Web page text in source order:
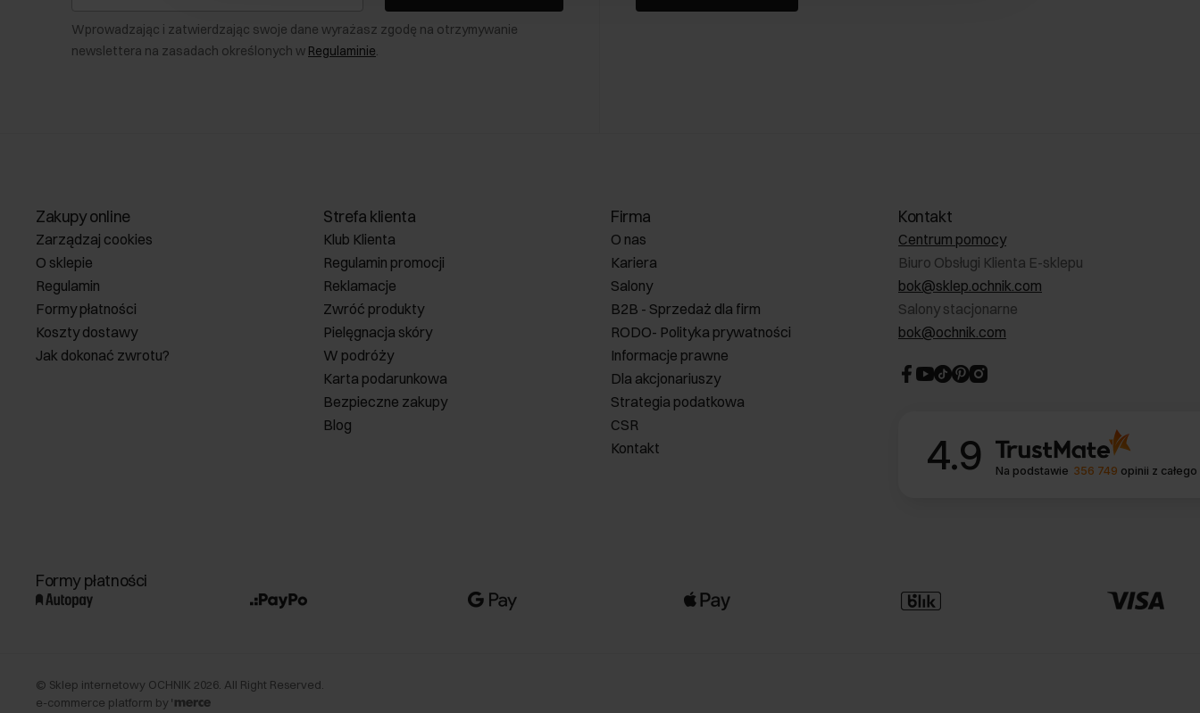
Wprowadzając i zatwierdzając swoje dane wyrażasz zgodę na otrzymywanie
newslettera na zasadach określonych w Regulaminie.
Zakupy online
Zarządzaj cookies
O sklepie
Regulamin
Formy płatności
Koszty dostawy
Jak dokonać zwrotu?
Strefa klienta
Klub Klienta
Regulamin promocji
Reklamacje
Zwróć produkty
Pielęgnacja skóry
W podróży
Karta podarunkowa
Bezpieczne zakupy
Blog
Firma
O nas
Kariera
Salony
B2B - Sprzedaż dla firm
RODO- Polityka prywatności
Informacje prawne
Dla akcjonariuszy
Strategia podatkowa
CSR
Kontakt
Kontakt
Centrum pomocy
Biuro Obsługi Klienta E-sklepu
bok@sklep.ochnik.com
Salony stacjonarne
bok@ochnik.com
4.9 Na podstawie 356 749 opinii z
Formy płatności
© Sklep internetowy OCHNIK 2026 . All Right Reserved.
e-commerce platform by